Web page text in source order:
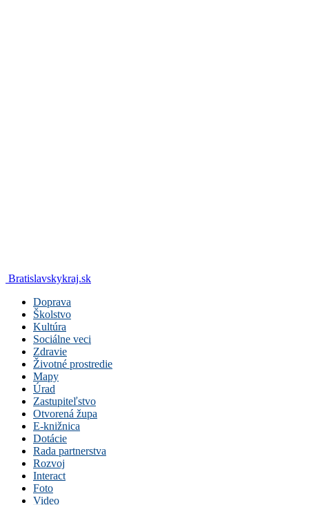
Bratislavskykraj.sk
Doprava
Školstvo
Kultúra
Sociálne veci
Zdravie
Životné prostredie
Mapy
Úrad
Zastupiteľstvo
Otvorená župa
E-knižnica
Dotácie
Rada partnerstva
Rozvoj
Interact
Foto
Video